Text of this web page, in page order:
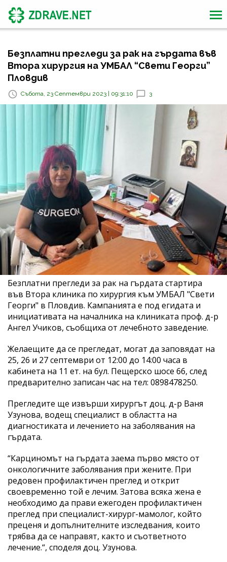
Безплатни прегледи за рак на гърдата във
Втора хирургия на УМБАЛ “Свети Георги”
Пловдив
Събота, 23 Септември 2023 | 09:31:10 3
Безплатни прегледи за рак на гърдата стартира
във Втора клиника по хирургия към УМБАЛ "Свети
Георги" в Пловдив. Кампанията е под егидата и
инициативата на началника на клиниката проф. д-р
Ангел Учиков, съобщиха от лечебното заведение.
Желаещите да се прегледат, могат да заповядат на
25, 26 и 27 септември от 12:00 до 14:00 часа в
кабинета на 11 ет. на бул. Пещерско шосе 66, след
предварително записан час на тел: 0898478250.
Прегледите ще извърши хирургът доц. д-р Ваня
Узунова, водещ специалист в областта на
диагностиката и лечението на заболявания на
гърдата.
“Карциномът на гърдата заема първо място от
онкологичните заболявания при жените. При
редовен профилактичен преглед и открит
своевременно той е лечим. Затова всяка жена е
необходимо да прави ежегоден профилактичен
преглед при специалист-хирург-мамолог, който
преценя и допълнителните изследвания, които
трябва да се направят, както и съответното
лечение.“, споделя доц. Узунова.